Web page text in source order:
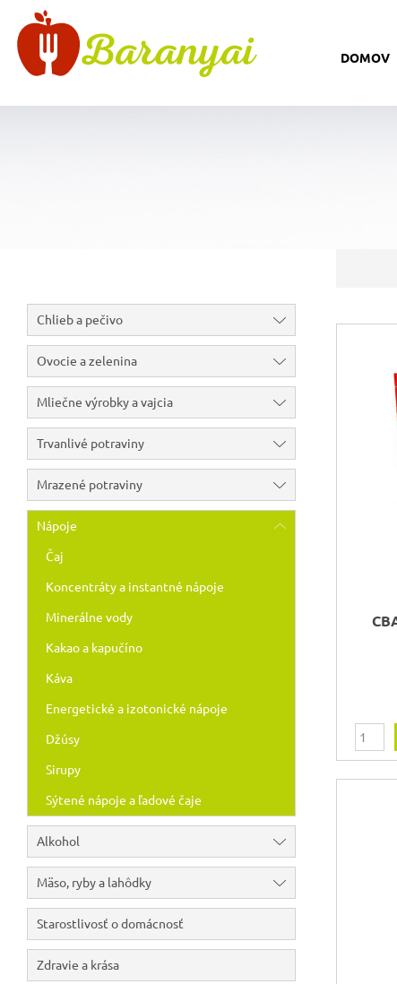
DOMOV
Chlieb a pečivo
Ovocie a zelenina
Mliečne výrobky a vajcia
Trvanlivé potraviny
Mrazené potraviny
Nápoje
Čaj
Koncentráty a instantné nápoje
Minerálne vody
Kakao a kapučíno
Káva
Energetické a izotonické nápoje
Džúsy
Sirupy
Sýtené nápoje a ľadové čaje
Alkohol
Mäso, ryby a lahôdky
Starostlivosť o domácnosť
Zdravie a krása